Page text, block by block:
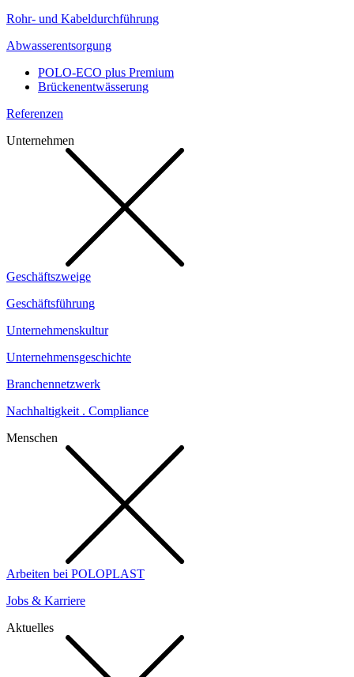
Rohr- und Kabeldurchführung
Abwasserentsorgung
POLO-ECO plus Premium
Brückenentwässerung
Referenzen
Unternehmen
Geschäftszweige
Geschäftsführung
Unternehmenskultur
Unternehmensgeschichte
Branchennetzwerk
Nachhaltigkeit . Compliance
Menschen
Arbeiten bei POLOPLAST
Jobs & Karriere
Aktuelles